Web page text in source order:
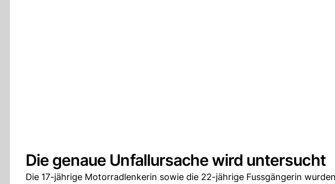
Die genaue Unfallursache wird untersucht
Die 17-jährige Motorradlenkerin sowie die 22-jährige Fussgängerin